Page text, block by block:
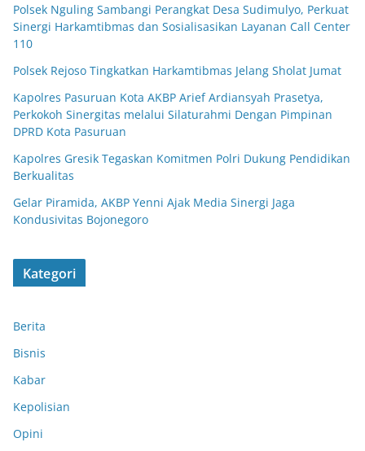
Polsek Nguling Sambangi Perangkat Desa Sudimulyo, Perkuat
Sinergi Harkamtibmas dan Sosialisasikan Layanan Call Center
110
Polsek Rejoso Tingkatkan Harkamtibmas Jelang Sholat Jumat
Kapolres Pasuruan Kota AKBP Arief Ardiansyah Prasetya,
Perkokoh Sinergitas melalui Silaturahmi Dengan Pimpinan
DPRD Kota Pasuruan
Kapolres Gresik Tegaskan Komitmen Polri Dukung Pendidikan
Berkualitas
Gelar Piramida, AKBP Yenni Ajak Media Sinergi Jaga
Kondusivitas Bojonegoro
Kategori
Berita
Bisnis
Kabar
Kepolisian
Opini